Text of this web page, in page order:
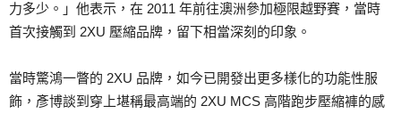
力多少。」他表示，在 2011 年前往澳洲參加極限越野賽，當時
首次接觸到 2XU 壓縮品牌，留下相當深刻的印象。
當時驚鴻一瞥的 2XU 品牌，如今已開發出更多樣化的功能性服
飾，彥博談到穿上堪稱最高端的 2XU MCS 高階跑步壓縮褲的感